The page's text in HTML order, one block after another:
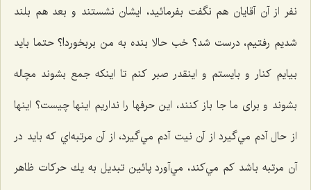
نفر از آن آقايان هم نگفت بفرمائيد، ايشان نشستند و بعد هم بلند
شديم رفتيم، درست شد؟ خب حالا بنده به من بربخورد!؟ حتما بايد
بيايم كنار و بايستم و اينقدر صبر كنم تا اينكه جمع بشوند مچاله
بشوند و برای ما جا باز کنند، اين حرفها را نداريم اينها چيست؟ اينها
از حال آدم مي‌گيرد از آن نيت آدم مي‌گيرد، از آن مرتبه‌اي كه بايد در
آن مرتبه باشد كم مي‌كند، مي‌آورد پائين تبديل به يك حركات ظاهر